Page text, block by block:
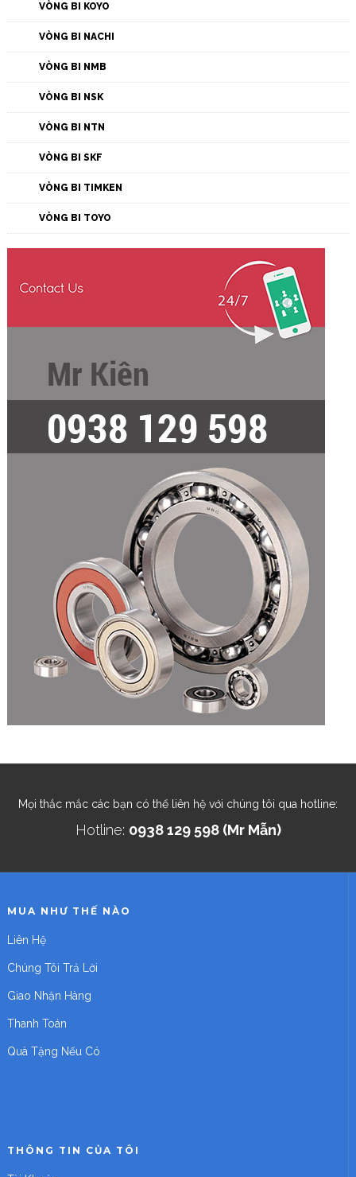
VÒNG BI KOYO
VÒNG BI NACHI
VÒNG BI NMB
VÒNG BI NSK
VÒNG BI NTN
VÒNG BI SKF
VÒNG BI TIMKEN
VÒNG BI TOYO
Mọi thắc mắc các bạn có thể liên hệ với chúng tôi qua hotline:
Hotline: 0938 129 598 (Mr Mẫn)
MUA NHƯ THẾ NÀO
Liên Hệ
Chúng Tôi Trả Lời
Giao Nhận Hàng
Thanh Toán
Quà Tặng Nếu Có
THÔNG TIN CỦA TÔI